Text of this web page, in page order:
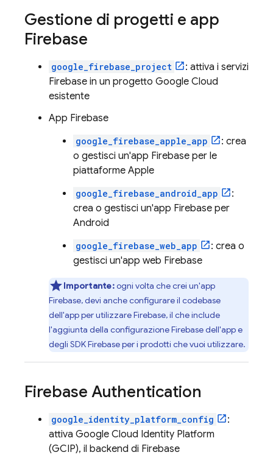
Gestione di progetti e app
Firebase
google_firebase_project
: attiva i servizi
Firebase in un progetto Google Cloud
esistente
App Firebase
google_firebase_apple_app
: crea
o gestisci un'app Firebase per le
piattaforme Apple
google_firebase_android_app
:
crea o gestisci un'app Firebase per
Android
google_firebase_web_app
: crea o
gestisci un'app web Firebase
Importante:ogni volta che crei un'app
Firebase, devi anche configurare il codebase
dell'app per utilizzare Firebase, il che include
l'aggiunta della configurazione Firebase dell'app e
degli SDK Firebase per i prodotti che vuoi utilizzare.
Firebase Authentication
google_identity_platform_config
:
attiva Google Cloud Identity Platform
(GCIP), il backend di Firebase